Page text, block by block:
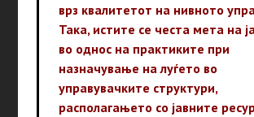
врз квалитетот на нивното
Така, истите се честа мета на
во однос на практиките при
назначување на луѓето во
управувачките структури,
располагањето со јавните